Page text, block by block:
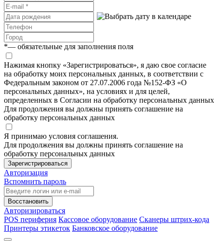
*— обязательные для заполнения поля
Нажимая кнопку «Зарегистрироваться», я даю свое согласие
на обработку моих персональных данных, в соответствии с
Федеральным законом от 27.07.2006 года №152-ФЗ «О
персональных данных», на условиях и для целей,
определенных в Согласии на обработку персональных данных
Для продолжения вы должны принять соглашение на
обработку персональных данных
Я принимаю условия соглашения.
Для продолжения вы должны принять соглашение на
обработку персональных данных
Зарегистрироваться
Авторизация
Вспомнить пароль
Восстановить
Авторизироваться
POS периферия Кассовое оборудование Сканеры штрих-кода
Принтеры этикеток Банковское оборудование